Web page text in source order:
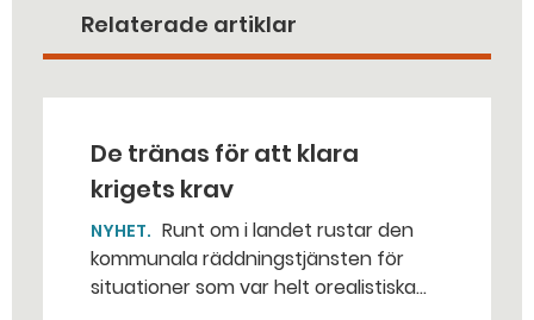
Relaterade artiklar
De tränas för att klara
krigets krav
NYHET
kommunala räddningstjänsten för
situationer som var helt orealistiska